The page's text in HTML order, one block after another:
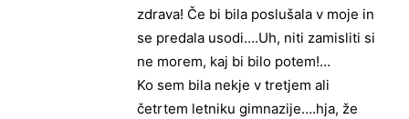
zdrava! Če bi bila poslušala v moje in
se predala usodi….Uh, niti zamisliti si
ne morem, kaj bi bilo potem!…
Ko sem bila nekje v tretjem ali
četrtem letniku gimnazije….hja, že